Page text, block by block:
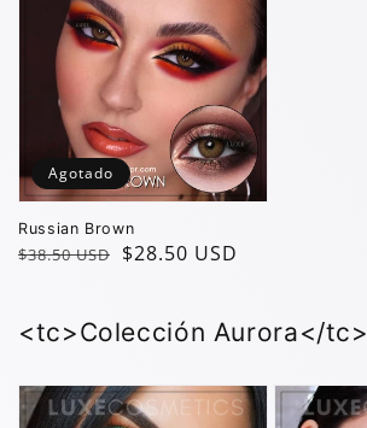
Russian Brown
Precio
$38.50 USD
Precio
$28.50 USD
Agotado
<tc>Colección Aurora</tc>